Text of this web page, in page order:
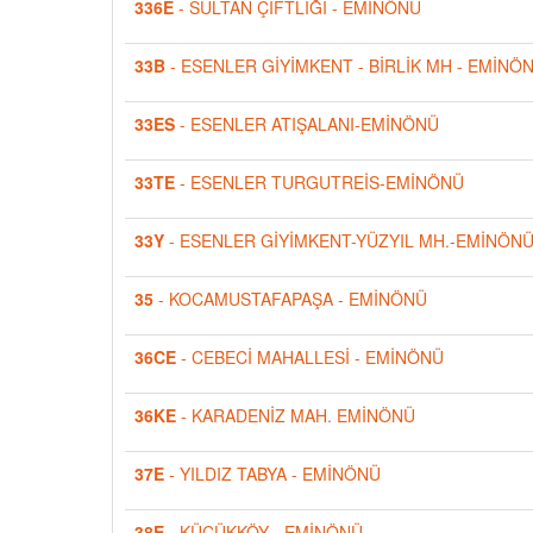
336E - SULTAN ÇİFTLİĞİ - EMİNÖNÜ
33B - ESENLER GİYİMKENT - BİRLİK MH -
33ES - ESENLER ATIŞALANI-EMİNÖNÜ
33TE - ESENLER TURGUTREİS-EMİNÖNÜ
33Y - ESENLER GİYİMKENT-YÜZYIL MH.-EMİNÖNÜ
35 - KOCAMUSTAFAPAŞA - EMİNÖNÜ
36CE - CEBECİ MAHALLESİ - EMİNÖNÜ
36KE - KARADENİZ MAH. EMİNÖNÜ
37E - YILDIZ TABYA - EMİNÖNÜ